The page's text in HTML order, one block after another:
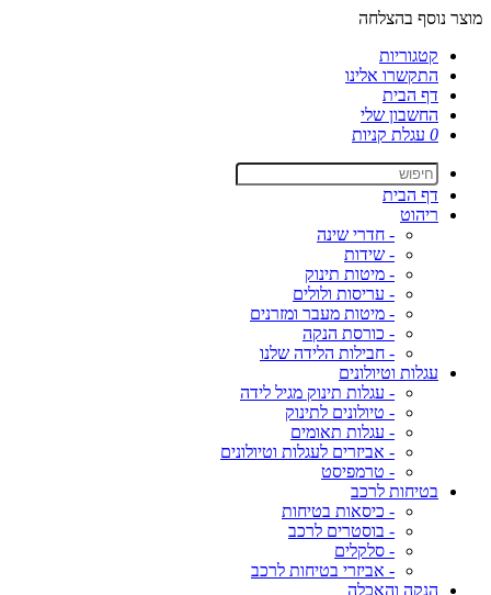
מוצר נוסף בהצלחה
קטגוריות
התקשרו אלינו
דף הבית
החשבון שלי
0 עגלת קניות
דף הבית
ריהוט
- חדרי שינה
- שידות
- מיטות תינוק
- עריסות ולולים
- מיטות מעבר ומזרנים
- כורסת הנקה
- חבילות הלידה שלנו
עגלות וטיולונים
- עגלות תינוק מגיל לידה
- טיולונים לתינוק
- עגלות תאומים
- אביזרים לעגלות וטיולונים
- טרמפיסט
בטיחות לרכב
- כיסאות בטיחות
- בוסטרים לרכב
- סלקלים
- אביזרי בטיחות לרכב
הנקה והאכלה